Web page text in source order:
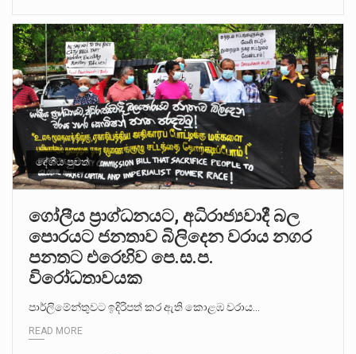
දේශීය පුවත්
ගෝලීය ප්‍රාග්ධනයට, අධිරාජ්‍යවාදී බල
පොරයට ජනතාව බිලිදෙන වරාය නගර
පනතට එරෙහිව පෙ.ස.ප.
විරෝධතාවයක
පාර්ලිමේන්තුවට ඉදිරිපත් කර ඇති කොළඹ වරාය…
READ MORE